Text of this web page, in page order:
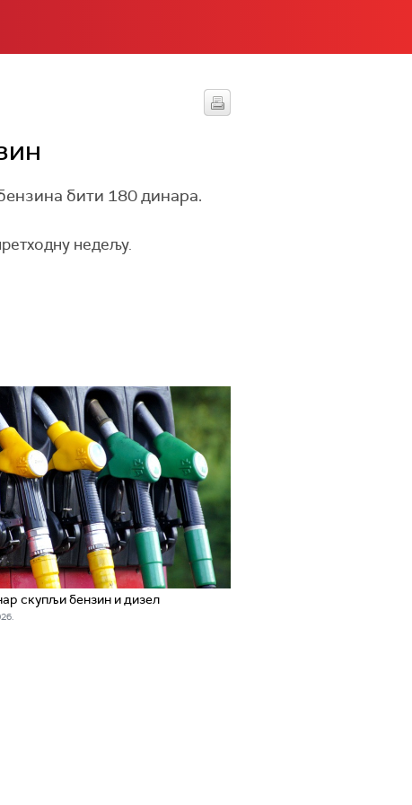
бити 180 динара.
недељу.
скупљи бензин и дизел